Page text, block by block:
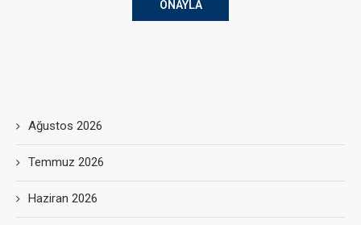
Ağustos 2026
Temmuz 2026
Haziran 2026